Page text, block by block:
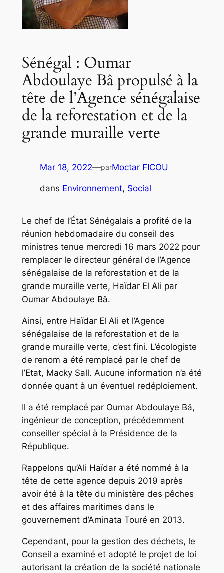
Sénégal : Oumar
Abdoulaye Bâ propulsé à la
tête de l’Agence sénégalaise
de la reforestation et de la
grande muraille verte
Mar 18, 2022—parMoctar FICOU
dans Environnement, Social
Le chef de l’État Sénégalais a profité de la
réunion hebdomadaire du conseil des
ministres tenue mercredi 16 mars 2022 pour
remplacer le directeur général de l’Agence
sénégalaise de la reforestation et de la
grande muraille verte, Haïdar El Ali par
Oumar Abdoulaye Bâ.
Ainsi, entre Haïdar El Ali et l’Agence
sénégalaise de la reforestation et de la
grande muraille verte, c’est fini. L’écologiste
de renom a été remplacé par le chef de
l’Etat, Macky Sall. Aucune information n’a été
donnée quant à un éventuel redéploiement.
Il a été remplacé par Oumar Abdoulaye Bâ,
ingénieur de conception, précédemment
conseiller spécial à la Présidence de la
République.
Rappelons qu’Ali Haïdar a été nommé à la
tête de cette agence depuis 2019 après
avoir été à la tête du ministère des pêches
et des affaires maritimes dans le
gouvernement d’Aminata Touré en 2013.
Cependant, pour la gestion des déchets, le
Conseil a examiné et adopté le projet de loi
autorisant la création de la société nationale